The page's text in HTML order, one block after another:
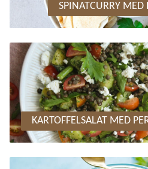
SPINATCURRY
KARTOFFELSALAT MED